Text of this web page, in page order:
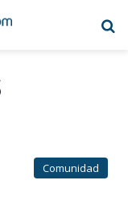
Comunidad